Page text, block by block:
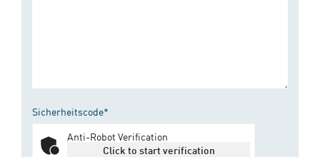
Sicherheitscode*
Anti-Robot Verification
Click to start verification